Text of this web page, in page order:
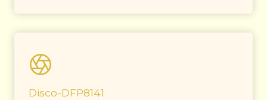
Disco-DFP8141